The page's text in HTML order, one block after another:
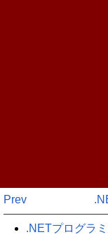
Prev
.NETプログラ